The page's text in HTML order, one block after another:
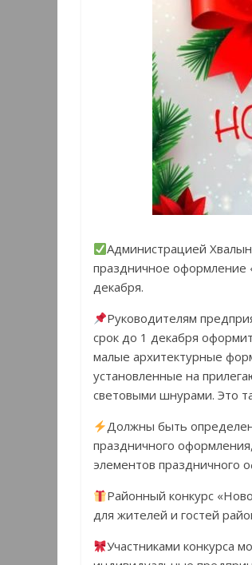
Администрацией
праздничное оформление
декабря.
Руководителям
срок до 1 декабря
малые архитектурные
установленные на
световыми шнурами. Это
Должны быть
праздничного
элементов праздничного
Районный конкурс
для жителей и гостей
Участниками конкурса